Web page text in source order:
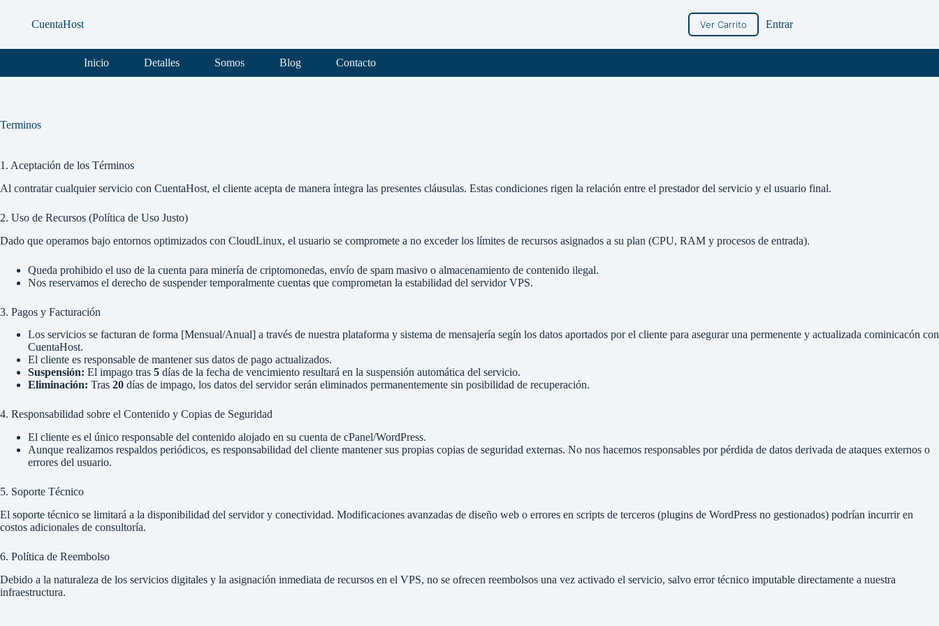
contenido
CuentaHost Ver Carrito Entrar
Inicio Detalles Somos Blog Contacto
Terminos
1. Aceptación de los Términos
Al contratar cualquier servicio con CuentaHost, el cliente acepta de manera íntegra las presentes cláusulas. Estas condiciones rigen la relación entre el prestador del servicio y el usuario final.
2. Uso de Recursos (Política de Uso Justo)
Dado que operamos bajo entornos optimizados con CloudLinux, el usuario se compromete a no exceder los límites de recursos asignados a su plan (CPU, RAM y procesos de entrada).
Queda prohibido el uso de la cuenta para minería de criptomonedas, envío de spam masivo o almacenamiento de contenido ilegal.
Nos reservamos el derecho de suspender temporalmente cuentas que comprometan la estabilidad del servidor VPS.
3. Pagos y Facturación
Los servicios se facturan de forma [Mensual/Anual] a través de nuestra plataforma y sistema de mensajería segín los datos aportados por el cliente para asegurar una permenente y actualizada cominicacón con
CuentaHost.
El cliente es responsable de mantener sus datos de pago actualizados.
Suspensión: El impago tras 5 días de la fecha de vencimiento resultará en la suspensión automática del servicio.
Eliminación: Tras 20 días de impago, los datos del servidor serán eliminados permanentemente sin posibilidad de recuperación.
4. Responsabilidad sobre el Contenido y Copias de Seguridad
El cliente es el único responsable del contenido alojado en su cuenta de cPanel/WordPress.
Aunque realizamos respaldos periódicos, es responsabilidad del cliente mantener sus propias copias de seguridad externas. No nos hacemos responsables por pérdida de datos derivada de ataques externos o
errores del usuario.
5. Soporte Técnico
El soporte técnico se limitará a la disponibilidad del servidor y conectividad. Modificaciones avanzadas de diseño web o errores en scripts de terceros (plugins de WordPress no gestionados) podrían incurrir en
costos adicionales de consultoría.
6. Política de Reembolso
Debido a la naturaleza de los servicios digitales y la asignación inmediata de recursos en el VPS, no se ofrecen reembolsos una vez activado el servicio, salvo error técnico imputable directamente a nuestra
infraestructura.